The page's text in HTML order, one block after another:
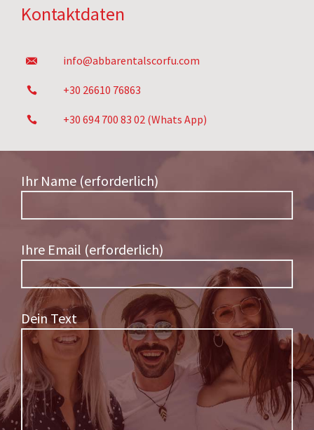
Kontaktdaten
info@abbarentalscorfu.com
+30 26610 76863
+30 694 700 83 02 (Whats App)
Ihr Name (erforderlich)
Ihre Email (erforderlich)
Dein Text